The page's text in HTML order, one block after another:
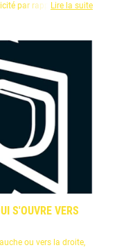
par rapport à votre
Lire la suite
S'OUVRE VERS
ou vers la droite,